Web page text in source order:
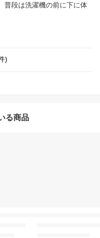
普段は洗濯機の前に下に体
)
る商品